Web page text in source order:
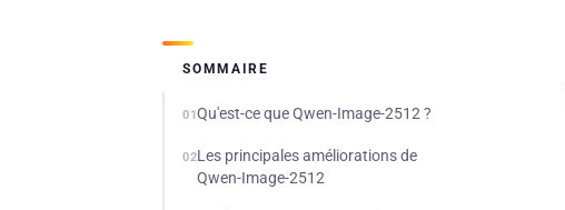
SOMMAIRE
01Qu'est-ce que Qwen-Image-2512 ?
02Les principales améliorations de
Qwen-Image-2512